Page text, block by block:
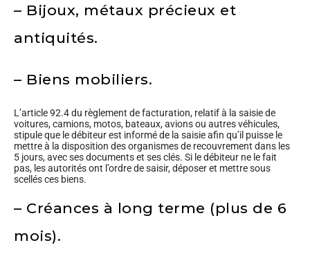
– Bijoux, métaux précieux et
antiquités.
– Biens mobiliers.
L’article 92.4 du règlement de facturation, relatif à la saisie de
voitures, camions, motos, bateaux, avions ou autres véhicules,
stipule que le débiteur est informé de la saisie afin qu’il puisse le
mettre à la disposition des organismes de recouvrement dans les
5 jours, avec ses documents et ses clés. Si le débiteur ne le fait
pas, les autorités ont l’ordre de saisir, déposer et mettre sous
scellés ces biens.
– Créances à long terme (plus de 6
mois).